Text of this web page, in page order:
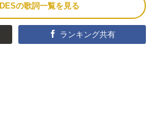
の歌詞一覧を見る
ランキング共有